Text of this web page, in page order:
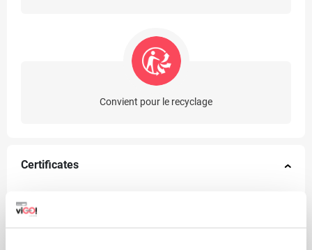
Convient pour le recyclage
Certificates
FSC